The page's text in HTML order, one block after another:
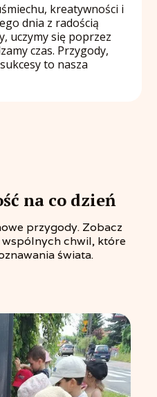
kreatywności i
dnia z radością
uczymy się poprzez
czas. Przygody,
to nasza
na co dzień
przygody. Zobacz
wspólnych chwil, które
świata.